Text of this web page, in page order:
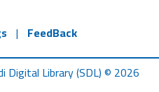
| FeedBack
Digital Library (SDL) © 2026